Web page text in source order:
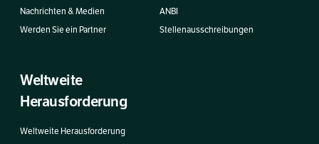
Nachrichten & Medien
Werden Sie ein Partner
ANBI
Stellenausschreibungen
Weltweite
Herausforderung
Weltweite Herausforderung